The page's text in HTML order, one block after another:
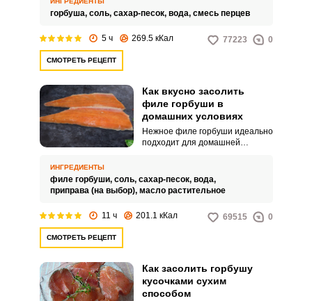
оригинальной холодной
горбуша, соль, сахар-песок, вода, смесь перцев
5 ч 269.5 кКал 77223 0
СМОТРЕТЬ РЕЦЕПТ
Как вкусно засолить
филе горбуши в
домашних условиях
Нежное филе горбуши идеально
подходит для домашней
пикантной.
ИНГРЕДИЕНТЫ
филе горбуши, соль, сахар-песок, вода,
приправа (на выбор), масло растительное
11 ч 201.1 кКал 69515 0
СМОТРЕТЬ РЕЦЕПТ
Как засолить горбушу
кусочками сухим
способом